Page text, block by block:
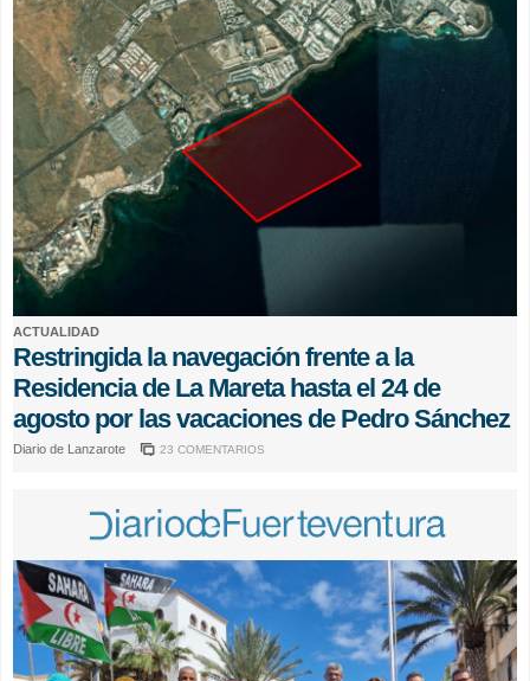
ACTUALIDAD
Restringida la navegación frente a la
Residencia de La Mareta hasta el 24 de
agosto por las vacaciones de Pedro Sánchez
Diario de Lanzarote 23 COMENTARIOS